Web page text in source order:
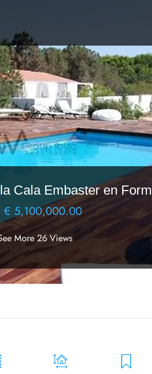
Cala Embaster en
€ 5,100,000.00
More 26 Views